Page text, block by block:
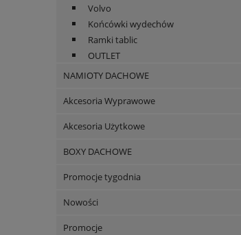
Volvo
Końcówki wydechów
Ramki tablic
OUTLET
NAMIOTY DACHOWE
Akcesoria Wyprawowe
Akcesoria Użytkowe
BOXY DACHOWE
Promocje tygodnia
Nowości
Promocje